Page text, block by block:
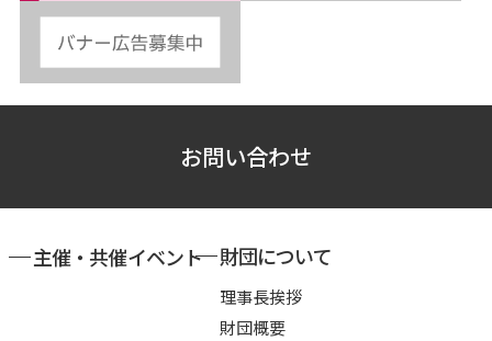
お問い合わせ
主催・共催イベント 財団について
理事長挨拶
財団概要